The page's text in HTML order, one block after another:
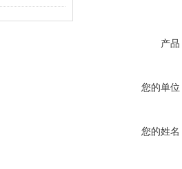
产品
您的单位
您的姓名